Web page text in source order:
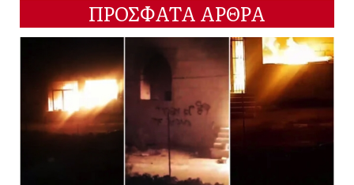
ΠΡΟΣΦΑΤΑ ΑΡΘΡΑ